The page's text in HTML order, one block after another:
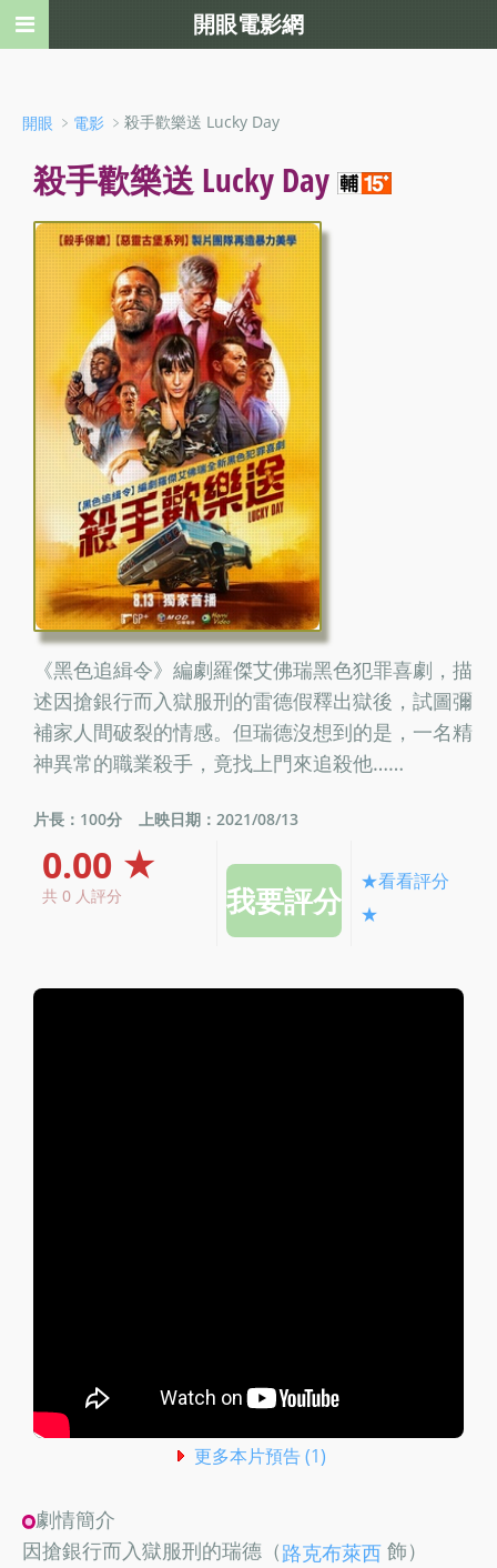
開眼 ﹥ 電影 ﹥殺手歡樂送 Lucky Day
殺手歡樂送 Lucky Day
《黑色追緝令》編劇羅傑艾佛瑞黑色犯罪喜劇，描
述因搶銀行而入獄服刑的雷德假釋出獄後，試圖彌
補家人間破裂的情感。但瑞德沒想到的是，一名精
神異常的職業殺手，竟找上門來追殺他……
片長：100分 上映日期：2021/08/13
0.00 ★
共 0 人評分
★看看評分
★
更多本片預告 (1)
劇情簡介
因搶銀行而入獄服刑的瑞德（路克布萊西 飾）
開眼電影網